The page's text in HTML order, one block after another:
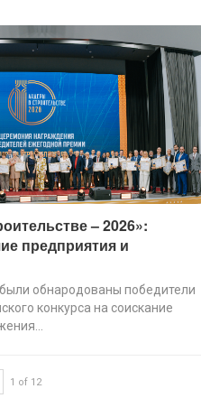
– 2026»:
предприятия и
обнародованы победители
конкурса на соискание
1 of 12